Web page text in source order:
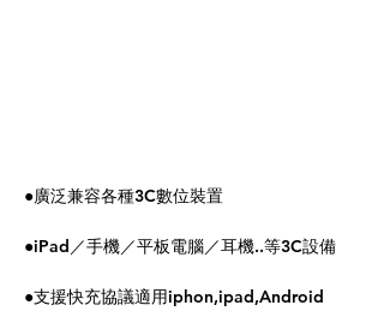
●廣泛兼容各種3C數位裝置
●iPad／手機／平板電腦／耳機..等3C設備
●支援快充協議適用iphon,ipad,Android